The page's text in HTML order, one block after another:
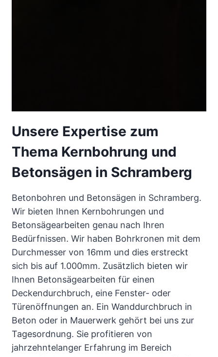
Unsere Expertise zum
Thema Kernbohrung und
Betonsägen in Schramberg
Betonbohren und Betonsägen in Schramberg.
Wir bieten Ihnen Kernbohrungen und
Betonsägearbeiten genau nach Ihren
Bedürfnissen. Wir haben Bohrkronen mit dem
Durchmesser von 16mm und dies erstreckt
sich bis auf 1.000mm. Zusätzlich bieten wir
Ihnen Betonsägearbeiten für einen
Deckendurchbruch, eine Fenster- oder
Türenöffnungen an. Ein Wanddurchbruch in
Beton oder in Mauerwerk gehört bei uns zur
Tagesordnung. Sie profitieren von
jahrzehntelanger Erfahrung im Bereich